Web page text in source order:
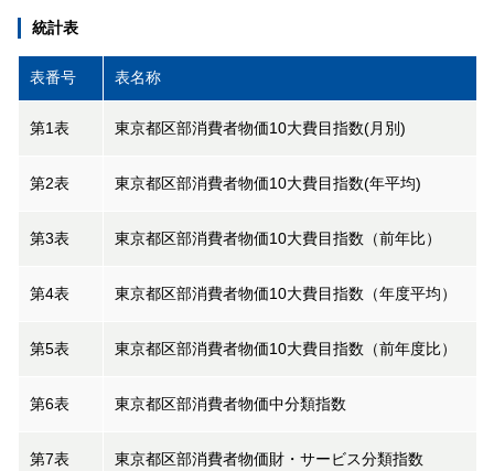
統計表
表番号 表名称
第1表 東京都区部消費者物価10大費目指数(月別)
第2表 東京都区部消費者物価10大費目指数(年平均)
第3表 東京都区部消費者物価10大費目指数（前年比）
第4表 東京都区部消費者物価10大費目指数（年度平均）
第5表 東京都区部消費者物価10大費目指数（前年度比）
第6表 東京都区部消費者物価中分類指数
第7表 東京都区部消費者物価財・サービス分類指数